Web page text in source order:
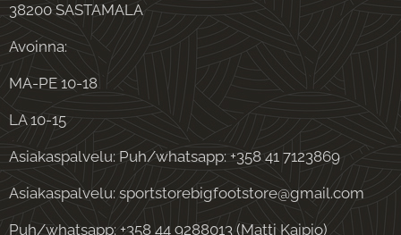
38200 SASTAMALA
Avoinna:
MA-PE 10-18
LA 10-15
Asiakaspalvelu: Puh/whatsapp: +358 41 7123869
Asiakaspalvelu: sportstorebigfootstore@gmail.com
Puh/whatsapp: +358 44 9288013 (Matti Kaipio)